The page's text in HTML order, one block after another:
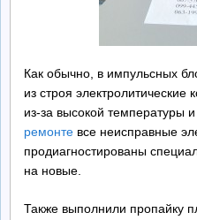
Как обычно, в импульсных
из строя
из-за высокой температуры
ремонте все неисправные
продиагностированы
на новые.
Также выполнили пропайку